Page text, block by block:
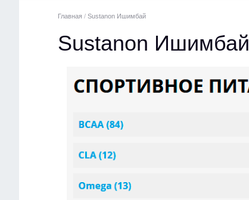
Главная / Sustanon Ишимбай
Sustanon Ишимбай